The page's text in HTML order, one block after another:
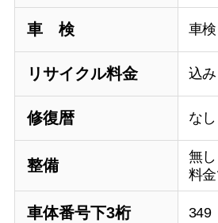
車 検 車
リサイクル料金 込み
修復暦 なし
整備
無
料金
車体番号下3桁 349